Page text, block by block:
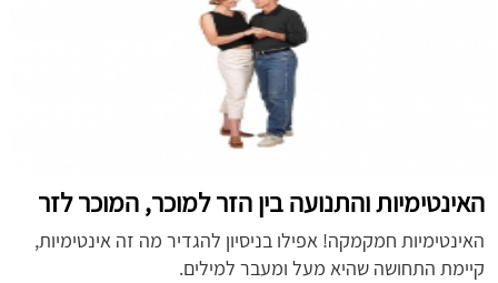
האינטימיות והתנועה בין הזר למוכר, המוכר לזר
האינטימיות חמקמקה! אפילו בניסיון להגדיר מה זה אינטימיות,
קיימת התחושה שהיא מעל ומעבר למילים.